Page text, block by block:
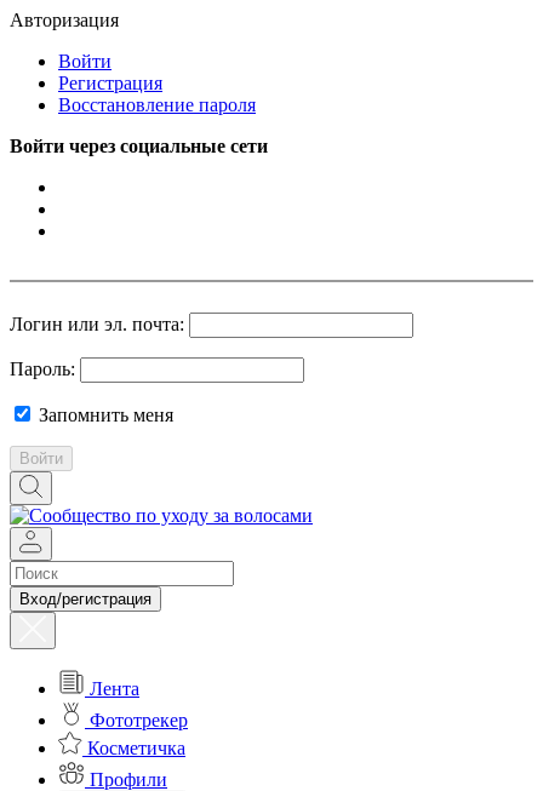
Авторизация
Войти
Регистрация
Восстановление пароля
Войти через социальные сети
Логин или эл. почта:
Пароль:
Запомнить меня
Войти
Вход/регистрация
Лента
Фототрекер
Косметичка
Профили